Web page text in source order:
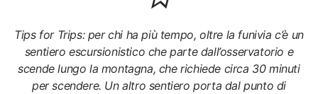
Tips for Trips: per chi ha più tempo, oltre la funivia c’è un
sentiero escursionistico che parte dall’osservatorio e
scende lungo la montagna, che richiede circa 30 minuti
per scendere. Un altro sentiero porta dal punto di